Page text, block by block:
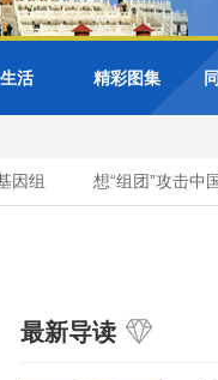
生活 精彩图集
组 想“组团”攻击中
最新导读